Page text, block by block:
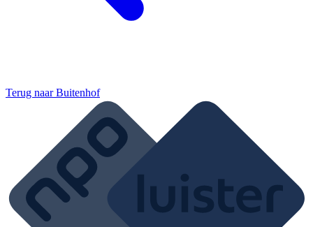
Terug naarBuitenhof